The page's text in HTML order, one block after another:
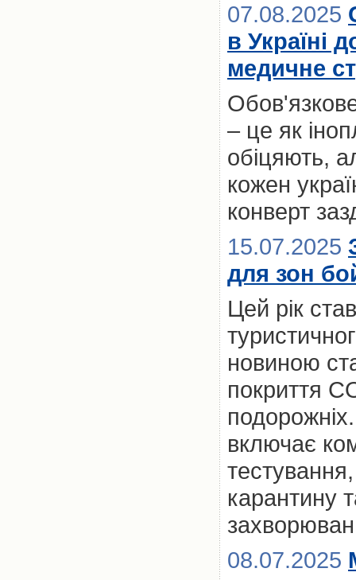
07.08.2025
в Україні
медичне
– це як
обіцяють,
кожен
конверт
15.07.2025
для зон
Цей рік
новиною
покриття
включає
карантину
08.07.2025